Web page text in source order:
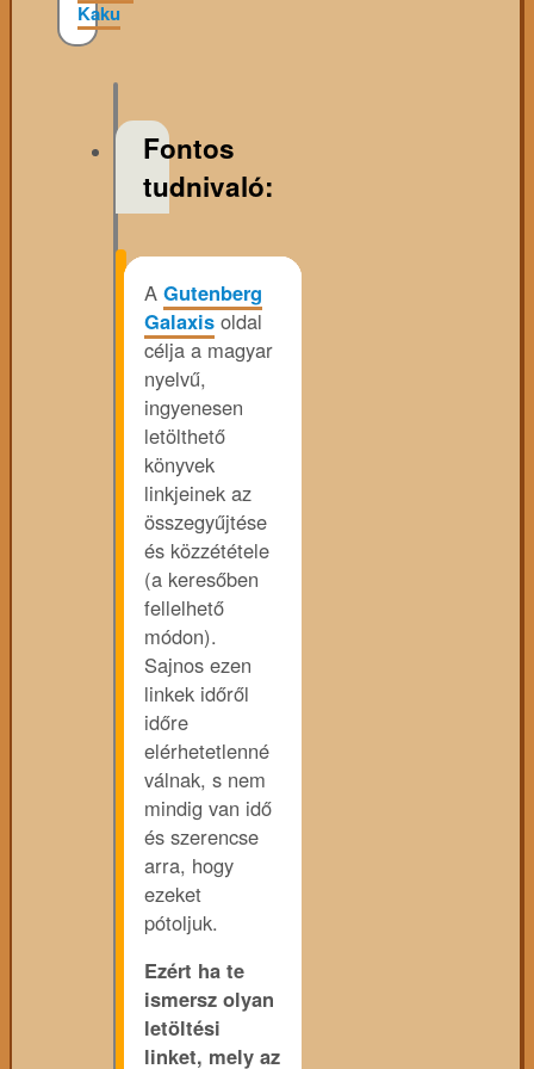
Kaku
Fontos
tudnivaló:
A Gutenberg
Galaxis oldal
célja a magyar
nyelvű,
ingyenesen
letölthető
könyvek
linkjeinek az
összegyűjtése
és közzététele
(a keresőben
fellelhető
módon).
Sajnos ezen
linkek időről
időre
elérhetetlenné
válnak, s nem
mindig van idő
és szerencse
arra, hogy
ezeket
pótoljuk.
Ezért ha te
ismersz olyan
letöltési
linket, mely az